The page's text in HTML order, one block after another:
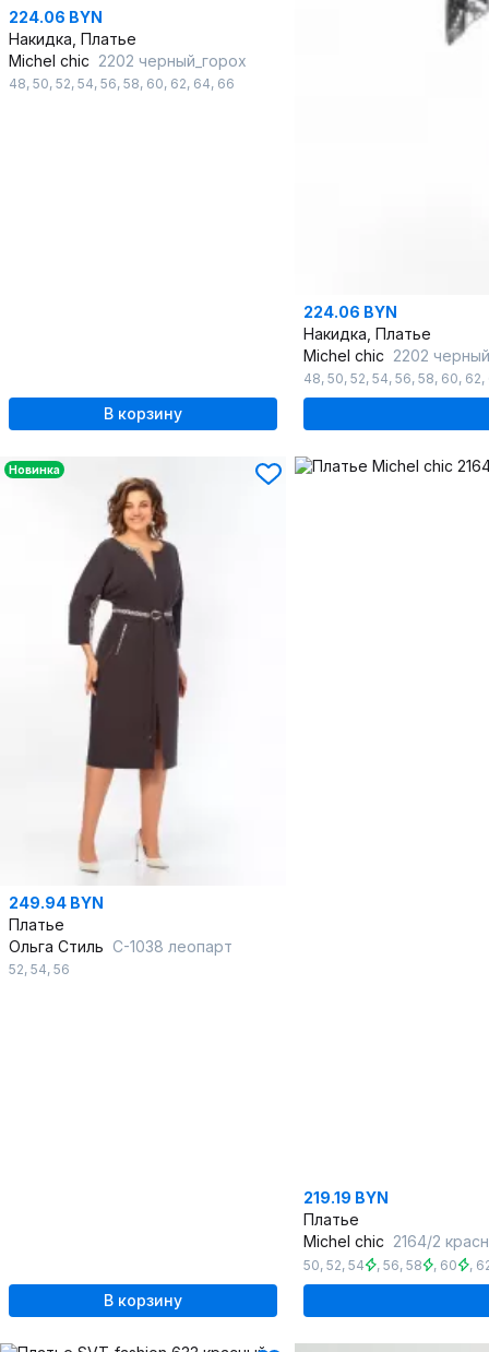
224.06 BYN
Накидка, Платье
Michel chic 2202 черный_горох
48, 50, 52, 54, 56, 58, 60, 62, 64, 66
В корзину
224.06 BYN
Накидка, Платье
Michel chic 2202 черный
48, 50, 52, 54, 56, 58, 60, 62,
Новинка
249.94 BYN
Платье
Ольга Стиль С-1038 леопарт
52, 54, 56
В корзину
219.19 BYN
Платье
Michel chic 2164/2
50, 52, 54 , 56, 58 , 60 ,